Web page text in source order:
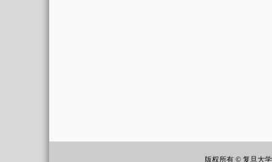
版权所有 © 复旦大